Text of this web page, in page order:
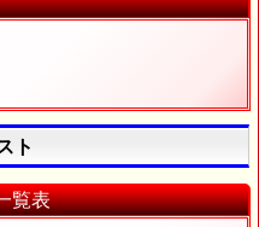
ト
覧表